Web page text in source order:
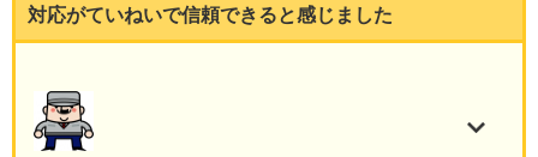
対応がていねいで信頼できると感じました